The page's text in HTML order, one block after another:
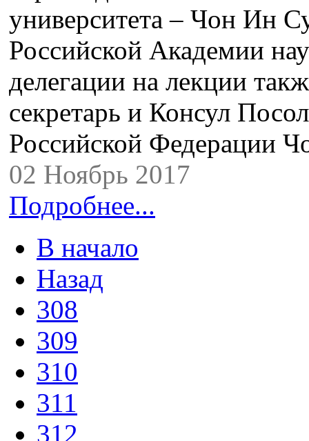
университета – Чон Ин
Российской Академии
делегации на лекции
секретарь и Консул
Российской Федерации
02 Ноябрь 2017
Подробнее...
В начало
Назад
308
309
310
311
312